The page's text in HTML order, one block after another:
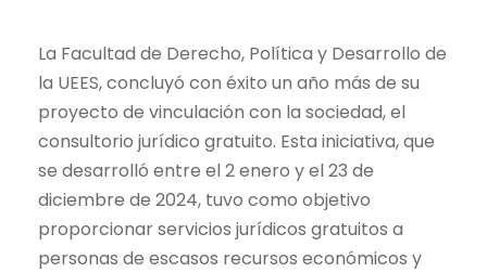
La Facultad de Derecho, Política y Desarrollo de
la UEES, concluyó con éxito un año más de su
proyecto de vinculación con la sociedad, el
consultorio jurídico gratuito. Esta iniciativa, que
se desarrolló entre el 2 enero y el 23 de
diciembre de 2024, tuvo como objetivo
proporcionar servicios jurídicos gratuitos a
personas de escasos recursos económicos y